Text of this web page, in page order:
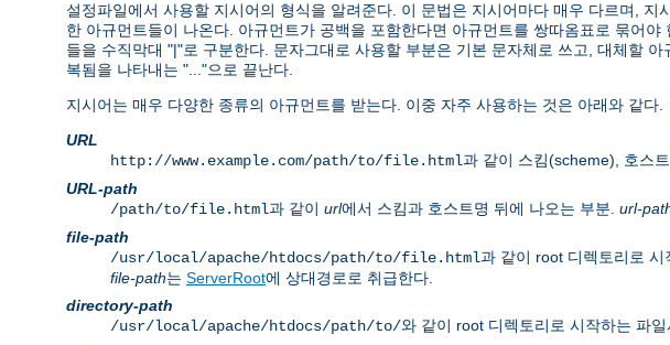
설정파일에서 사용할 지시어의 형식을 알려준다. 이 문법은 지시어마다 매우 다르며,
한 아규먼트들이 나온다. 아규먼트가 공백을 포함한다면 아규먼트를 쌍따옴표로 묶어
들을 수직막대 "|"로 구분한다. 문자그대로 사용할 부분은 기본 문자체로 쓰고, 대체할 아
복됨을 나타내는 "..."으로 끝난다.
지시어는 매우 다양한 종류의 아규먼트를 받는다. 이중 자주 사용하는 것은 아래와 같다.
URL
http://www.example.com/path/to/file.html과 같이 스킴(scheme), 호스
URL-path
/path/to/file.html과 같이 url에서 스킴과 호스트명 뒤에 나오는 부분. url-
file-path
/usr/local/apache/htdocs/path/to/file.html과 같이 root 디렉토리로
file-path는 ServerRoot에 상대경로로 취급한다.
directory-path
/usr/local/apache/htdocs/path/to/와 같이 root 디렉토리로 시작하는 파일